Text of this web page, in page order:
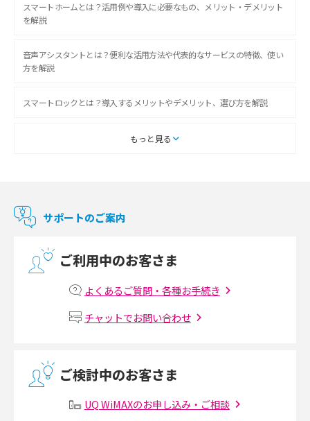
スマートホームとは？活用例や導入に必要なもの、メリット・デメリット
を解説
音声アシスタントとは？便利な活用方法や代表的なサービスの特徴、使い
方を解説
スマートロックとは？導入するメリットやデメリット、選び方を解説
スマートテレビとは？特徴や選び方、使い方をわかりやすく解説
マンションで使えるWi-Fiは？種類ごとの特徴や選び方を紹介
マンションで光回線の利用を始める手順は？設備状況の確認方法も解説
Wi-Fiルーターの設定方法をわかりやすく解説！事前に準備すべきものも紹
無線LANとは？メリット・デメリットや接続方法を解説
もっと見る
サポートのご案内
ご利用中のお客さま
よくあるご質問・各種お手続き
チャットでお問い合わせ
ご検討中のお客さま
UQ WiMAXのお申し込み・ご相談